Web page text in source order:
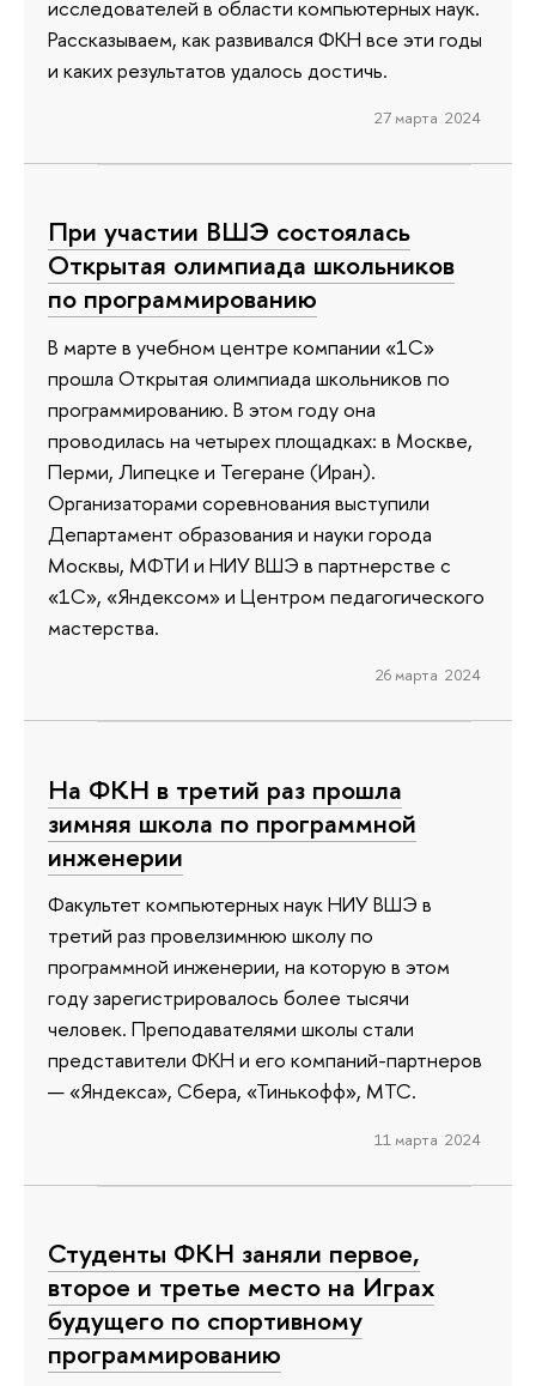
исследователей в области компьютерных наук.
Рассказываем, как развивался ФКН все эти годы
и каких результатов удалось достичь.
27 марта 2024
При участии ВШЭ состоялась
Открытая олимпиада школьников
по программированию
В марте в учебном центре компании «1С»
прошла Открытая олимпиада школьников по
программированию. В этом году она
проводилась на четырех площадках: в Москве,
Перми, Липецке и Тегеране (Иран).
Организаторами соревнования выступили
Департамент образования и науки города
Москвы, МФТИ и НИУ ВШЭ в партнерстве с
«1С», «Яндексом» и Центром педагогического
мастерства.
26 марта 2024
На ФКН в третий раз прошла
зимняя школа по программной
инженерии
Факультет компьютерных наук НИУ ВШЭ в
третий раз провелзимнюю школу по
программной инженерии, на которую в этом
году зарегистрировалось более тысячи
человек. Преподавателями школы стали
представители ФКН и его компаний-партнеров
— «Яндекса», Сбера, «Тинькофф», МТС.
11 марта 2024
Студенты ФКН заняли первое,
второе и третье место на Играх
будущего по спортивному
программированию